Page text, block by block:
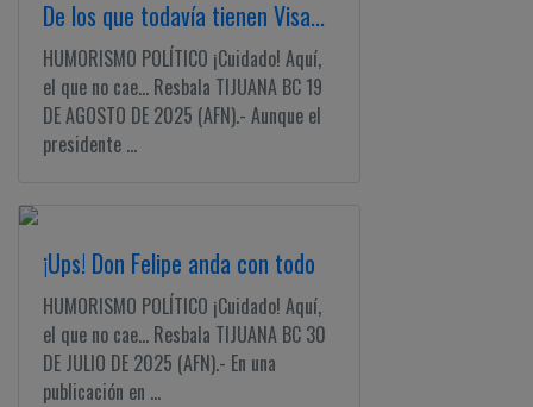
De los que todavía tienen Visa...
HUMORISMO POLÍTICO ¡Cuidado! Aquí,
el que no cae... Resbala TIJUANA BC 19
DE AGOSTO DE 2025 (AFN).- Aunque el
presidente ...
¡Ups! Don Felipe anda con todo
HUMORISMO POLÍTICO ¡Cuidado! Aquí,
el que no cae... Resbala TIJUANA BC 30
DE JULIO DE 2025 (AFN).- En una
publicación en ...